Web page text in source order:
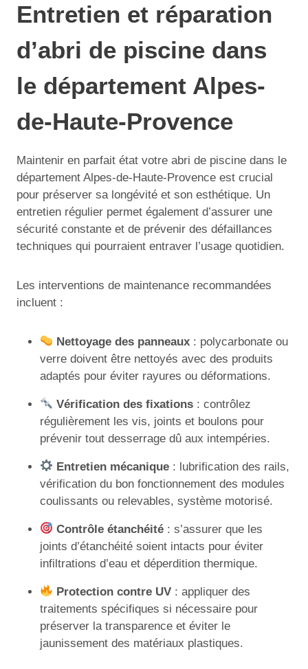
Entretien et réparation
d’abri de piscine dans
le département Alpes-
de-Haute-Provence
Maintenir en parfait état votre abri de piscine dans le
département Alpes-de-Haute-Provence est crucial
pour préserver sa longévité et son esthétique. Un
entretien régulier permet également d’assurer une
sécurité constante et de prévenir des défaillances
techniques qui pourraient entraver l’usage quotidien.
Les interventions de maintenance recommandées
incluent :
Nettoyage des panneaux : polycarbonate ou
verre doivent être nettoyés avec des produits
adaptés pour éviter rayures ou déformations.
Vérification des fixations : contrôlez
régulièrement les vis, joints et boulons pour
prévenir tout desserrage dû aux intempéries.
Entretien mécanique : lubrification des rails,
vérification du bon fonctionnement des modules
coulissants ou relevables, système motorisé.
Contrôle étanchéité : s’assurer que les
joints d’étanchéité soient intacts pour éviter
infiltrations d’eau et déperdition thermique.
Protection contre UV : appliquer des
traitements spécifiques si nécessaire pour
préserver la transparence et éviter le
jaunissement des matériaux plastiques.